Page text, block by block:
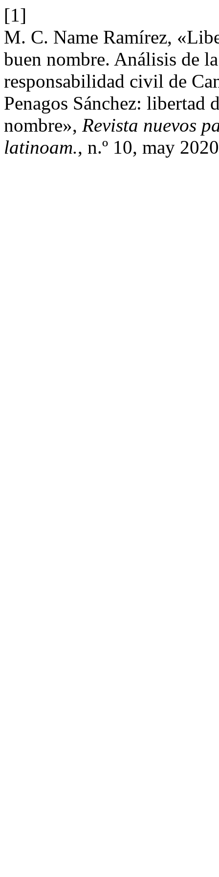
[1]
M. C. Name Ramírez,
buen nombre. Análisis de
responsabilidad civil de
Penagos Sánchez: libertad
nombre», Revista nuevos
latinoam., n.º 10, may